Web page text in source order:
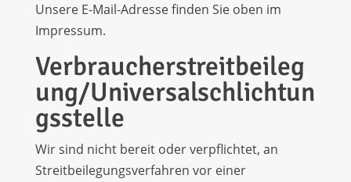
Unsere E-Mail-Adresse finden Sie oben im
Impressum.
Verbraucherstreitbeileg
ung/Universalschlichtun
gsstelle
Wir sind nicht bereit oder verpflichtet, an
Streitbeilegungsverfahren vor einer